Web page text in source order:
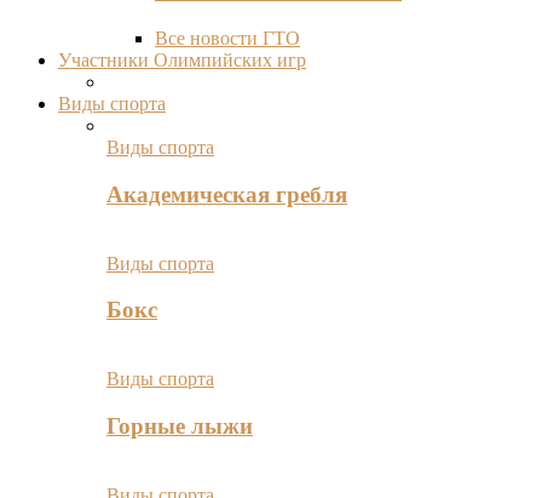
Все новости ГТО
Участники Олимпийских игр
Виды спорта
Виды спорта
Академическая гребля
Виды спорта
Бокс
Виды спорта
Горные лыжи